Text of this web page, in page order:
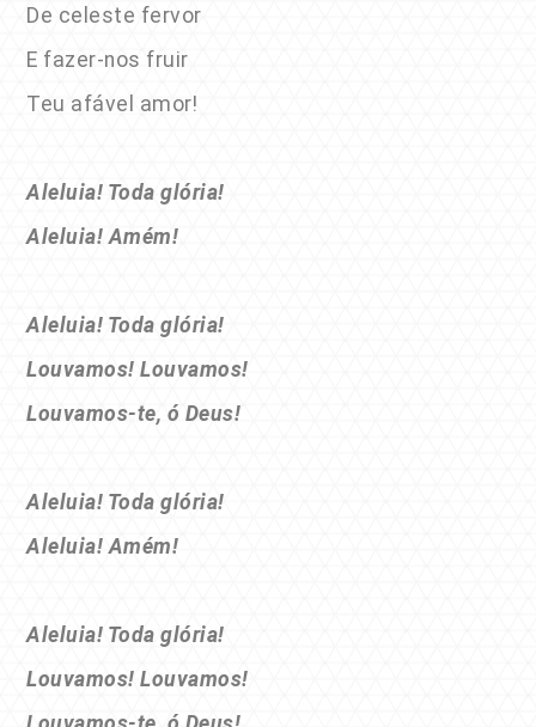
De celeste fervor
E fazer-nos fruir
Teu afável amor!
Aleluia! Toda glória!
Aleluia! Amém!
Aleluia! Toda glória!
Louvamos! Louvamos!
Louvamos-te, ó Deus!
Aleluia! Toda glória!
Aleluia! Amém!
Aleluia! Toda glória!
Louvamos! Louvamos!